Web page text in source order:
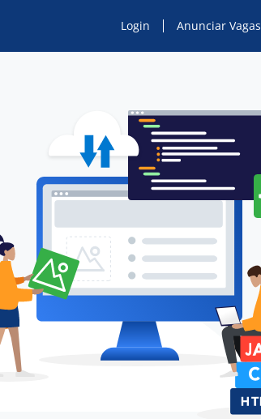
Login Anunciar Vagas